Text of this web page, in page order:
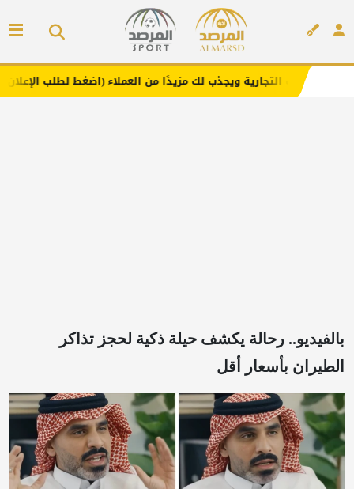
ويجذب لك مزيدًا من العملاء (اضغط لطلب الإعلان)
بالفيديو.. رحالة يكشف حيلة ذكية لحجز تذاكر
الطيران بأسعار أقل